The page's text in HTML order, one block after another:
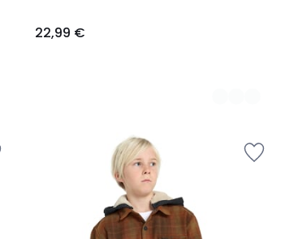
22,99 €